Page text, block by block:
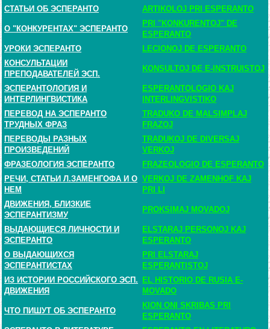
СТАТЬИ ОБ ЭСПЕРАНТО
ARTIKOLOJ PRI ESPERANTO
О "КОНКУРЕНТАХ" ЭСПЕРАНТО
PRI "KONKURENTOJ" DE
ESPERANTO
УРОКИ ЭСПЕРАНТО
LECIONOJ DE ESPERANTO
КОНСУЛЬТАЦИИ
ПРЕПОДАВАТЕЛЕЙ ЭСП.
KONSULTOJ DE E-INSTRUISTOJ
ЭСПЕРАНТОЛОГИЯ И
ИНТЕРЛИНГВИСТИКА
ESPERANTOLOGIO KAJ
INTERLINGVISTIKO
ПЕРЕВОД НА ЭСПЕРАНТО
ТРУДНЫХ ФРАЗ
TRADUKO DE MALSIMPLAJ
FRAZOJ
ПЕРЕВОДЫ РАЗНЫХ
ПРОИЗВЕДЕНИЙ
TRADUKOJ DE DIVERSAJ
VERKOJ
ФРАЗЕОЛОГИЯ ЭСПЕРАНТО
FRAZEOLOGIO DE ESPERANTO
РЕЧИ, СТАТЬИ Л.ЗАМЕНГОФА И О
НЕМ
VERKOJ DE ZAMENHOF KAJ
PRI LI
ДВИЖЕНИЯ, БЛИЗКИЕ
ЭСПЕРАНТИЗМУ
PROKSIMAJ MOVADOJ
ВЫДАЮЩИЕСЯ ЛИЧНОСТИ И
ЭСПЕРАНТО
ELSTARAJ PERSONOJ KAJ
ESPERANTO
О ВЫДАЮЩИХСЯ
ЭСПЕРАНТИСТАХ
PRI ELSTARAJ
ESPERANTISTOJ
ИЗ ИСТОРИИ РОССИЙСКОГО ЭСП.
ДВИЖЕНИЯ
EL HISTORIO DE RUSIA E-
MOVADO
ЧТО ПИШУТ ОБ ЭСПЕРАНТО
KION ONI SKRIBAS PRI
ESPERANTO